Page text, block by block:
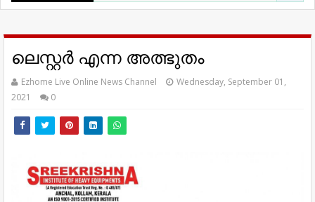
ലെസ്റ്റർ എന്ന അത്ഭുതം
Ezhome Live Online News Channel
Wednesday, September 01,
2021
0